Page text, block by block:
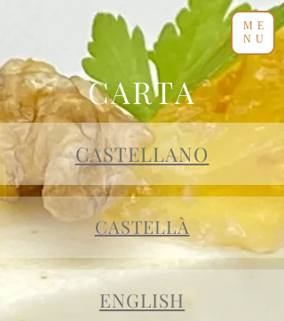
ME
NU
CARTA
CASTELLANO
CASTELLÀ
ENGLISH